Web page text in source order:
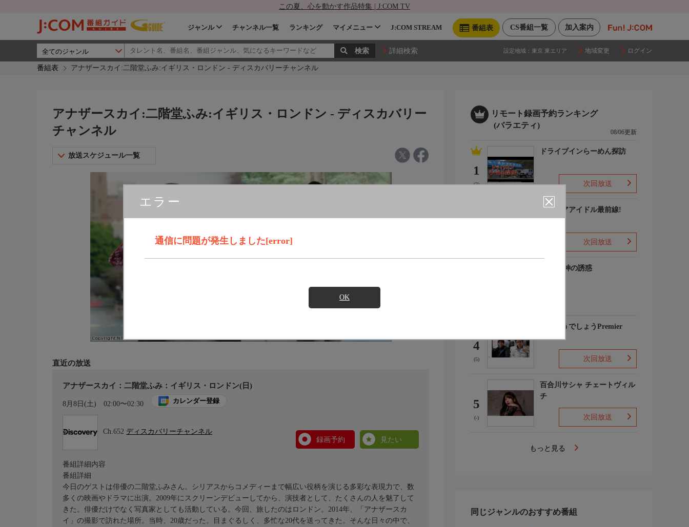
この夏、心を動かす作品特集 | J:COM TV
加入案内
CS番組一覧
番組表
ジャンル チャンネル一覧 ランキング マイメニュー J:COM STREAM
詳細検索 設定地域： 東京 東エリア 地域変更 ログイン
番組表 アナザースカイ:二階堂ふみ:イギリス・ロンドン - ディスカバリーチャンネル
エラー
通信に問題が発生しました[error]
OK
アナザースカイ:二階堂ふみ:イギリス・ロンドン - ディスカバリー
チャンネル
放送スケジュール一覧
直近の放送
アナザースカイ：二階堂ふみ：イギリス・ロンドン(日)
8月8日(土) 02:00〜02:30 カレンダー登録
Ch.652 ディスカバリーチャンネル
録画予約
見たい
番組詳細内容
番組詳細
今日のゲストは俳優の二階堂ふみさん。シリアスからコメディーまで幅広い役柄を演じる多彩な表現力で、数
多くの映画やドラマに出演。2009年にスクリーンデビューしてから、演技者として、たくさんの人を魅了して
きた。俳優だけでなく写真家としても活動している。今回、旅したのはロンドン。2014年、「アナザースカ
イ」の撮影で訪れた場所。当時、20歳だった。目まぐるしく、多忙な20代を送ってきた。そんな日々の中で、
リモート録画予約ランキング
(バラエティ)
08/06更新
1
(2)
ドライブインらーめん探訪
次回放送
グラビアアイドル最前線!
次回放送
谷碧 女神の誘惑
4
(5)
水曜どうでしょうPremier
次回放送
5
(-)
百合川サシャ チェートヴィル
チ
次回放送
もっと見る
同じジャンルのおすすめ番組